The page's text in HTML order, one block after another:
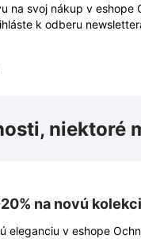
na svoj nákup v eshope
k odberu
€. Buďte informovaní o
niektoré
na novú
eleganciu v eshope